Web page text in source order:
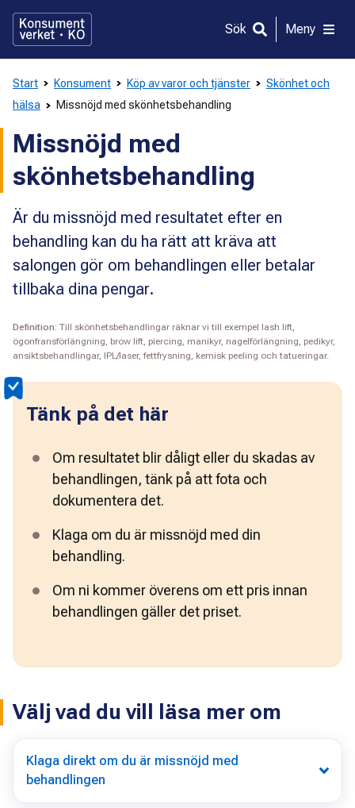
direkt
innehållet
Sök Meny
Start Konsument Köp av varor och tjänster
Skönhet och
hälsa
Missnöjd med skönhetsbehandling
Missnöjd med
skönhetsbehandling
Är du missnöjd med resultatet efter en
behandling kan du ha rätt att kräva att
salongen gör om behandlingen eller betalar
tillbaka dina pengar.
Definition: Till skönhetsbehandlingar räknar vi till exempel lash lift,
ögonfransförlängning, brow lift, piercing, manikyr, nagelförlängning, pedikyr,
ansiktsbehandlingar, IPL/laser, fettfrysning, kemisk peeling och tatueringar.
Tänk på det här
Om resultatet blir dåligt eller du skadas av
behandlingen, tänk på att fota och
dokumentera det.
Klaga om du är missnöjd med din
behandling.
Om ni kommer överens om ett pris innan
behandlingen gäller det priset.
Välj vad du vill läsa mer om
Klaga direkt om du är missnöjd med
behandlingen